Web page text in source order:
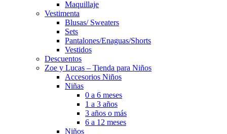
Maquillaje
Vestimenta
Blusas/ Sweaters
Sets
Pantalones/Enaguas/Shorts
Vestidos
Descuentos
Zoe y Lucas – Tienda para Niños
Accesorios Niños
Niñas
0 a 6 meses
1 a 3 años
3 años o más
6 a 12 meses
Niños